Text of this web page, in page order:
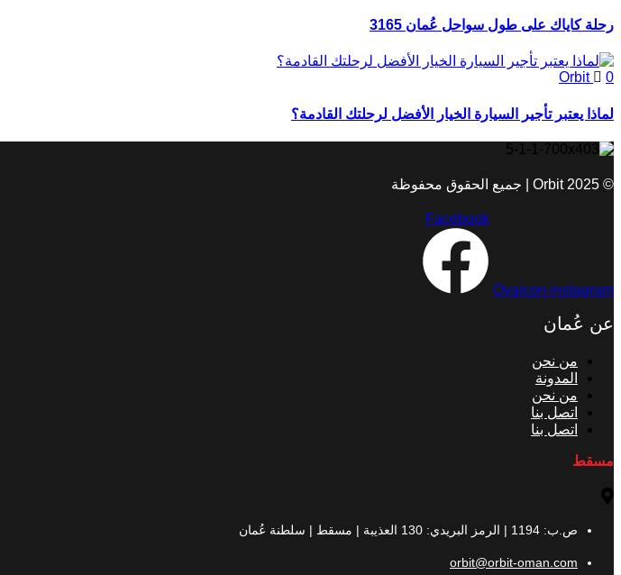
رحلة كاياك على طول سواحل عُمان 3165
Orbit 0
لماذا يعتبر تأجير السيارة الخيار الأفضل لرحلتك القادمة؟
© 2025 Orbit | جميع الحقوق محفوظة
Ovaicon-instagram
Facebook
عن عُمان
من نحن
المدونة
من نحن
اتصل بنا
اتصل بنا
مسقط
ص.ب: 1194 | الرمز البريدي: 130 العذيبة | مسقط | سلطنة عُمان
orbit@orbit-oman.com